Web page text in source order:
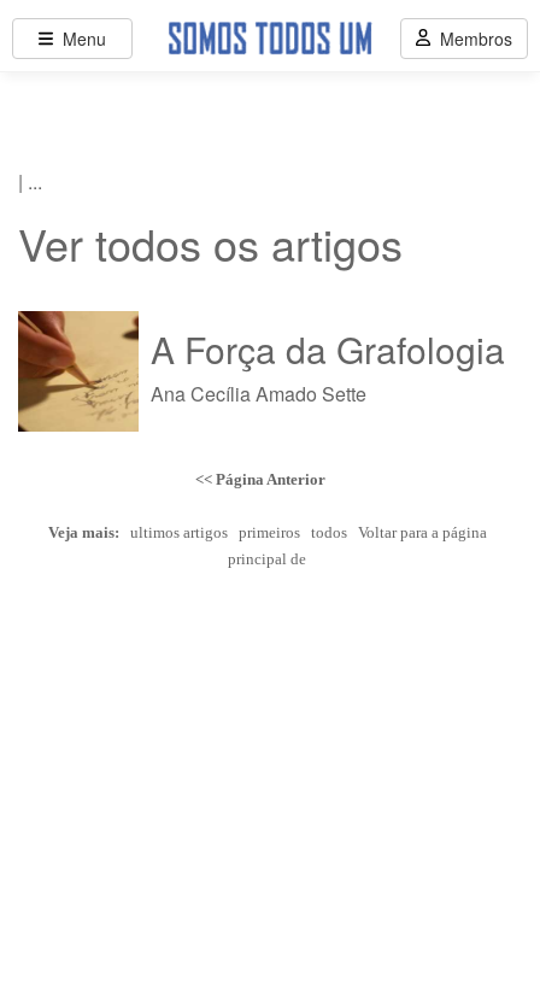
| ...
Ver todos os artigos
A Força da Grafologia
Ana Cecília Amado Sette
<< Página Anterior
Veja mais: ultimos artigos primeiros todos
Voltar para a página
principal de
Menu Membros